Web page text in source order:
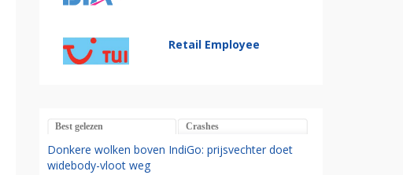
Retail Employee
Best gelezen Crashes
Donkere wolken boven IndiGo: prijsvechter doet
widebody-vloot weg